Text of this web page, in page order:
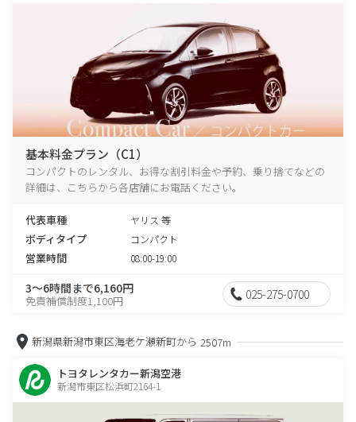
基本料金プラン（C1）
コンパクトのレンタル、お得な割引料金や予約、乗り捨てなどの
詳細は、こちらから各店舗にお電話ください。
代表車種 ヤリス 等
ボディタイプ コンパクト
営業時間 08:00-19:00
3～6時間まで6,160円
免責補償制度1,100円 025-275-0700
新潟県新潟市東区海老ケ瀬新町から 2507m
トヨタレンタカー新潟空港
新潟市東区松浜町2164-1